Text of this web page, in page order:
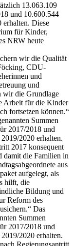
13.063.109
und 10.600.544
erhalten. Diese
für Kinder,
NRW heute
wir die Qualität
CDU-
und
und
wir die Grundlage
Arbeit für die Kinder
fortsetzen können.“
Summen
2017/2018 und
2020 erhalten.
2017 konsequent
damit die Familien in
aus
aufgelegt, als
hilft, die
Bildung und
Reform des
Das
Summen
2017/2018 und
2020 erhalten.
Regierungsantritt